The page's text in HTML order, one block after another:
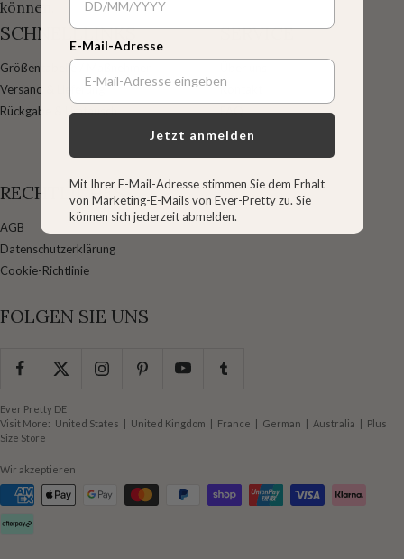
können.
SCHNELLLINKS
Größentabelle / Maßnehmen
Versand & Lieferung
Rückgabe & Umtausch
SERVICE
Kontakt
FAQ
RECHTLICHES
AGB
Datenschutzerklärung
Cookie-Richtlinie
FOLGEN SIE UNS
Ever Pretty DE
Visit More: United States United Kingdom France German Australia
Plus
Size Store
Wir akzeptieren
E-Mail-Adresse
Jetzt anmelden
Mit Ihrer E-Mail-Adresse stimmen Sie dem Erhalt
von Marketing-E-Mails von Ever-Pretty zu. Sie
können sich jederzeit abmelden.